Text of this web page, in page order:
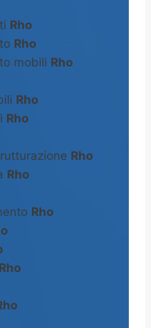
Rho
Rho
mobili Rho
Rho
Rho
Rho
Rho
Rho
Rho